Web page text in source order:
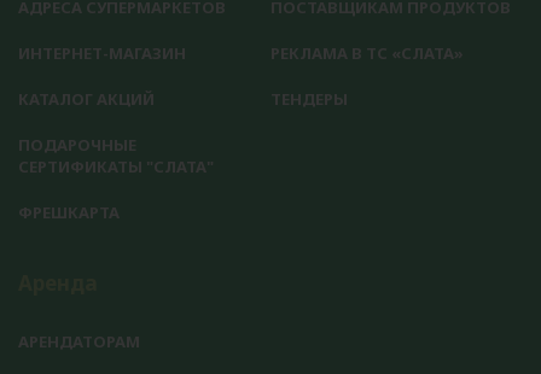
АДРЕСА СУПЕРМАРКЕТОВ
ИНТЕРНЕТ-МАГАЗИН
КАТАЛОГ АКЦИЙ
ПОДАРОЧНЫЕ
СЕРТИФИКАТЫ "СЛАТА"
ФРЕШКАРТА
ПОСТАВЩИКАМ ПРОДУКТОВ
РЕКЛАМА В ТС «СЛАТА»
ТЕНДЕРЫ
АРЕНДАТОРАМ